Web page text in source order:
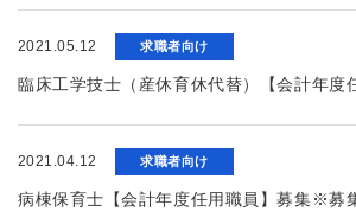
2021.05.12 求職者向け
臨床工学技士（産休育休代替）【会計年度
2021.04.12 求職者向け
病棟保育士【会計年度任用職員】募集※募